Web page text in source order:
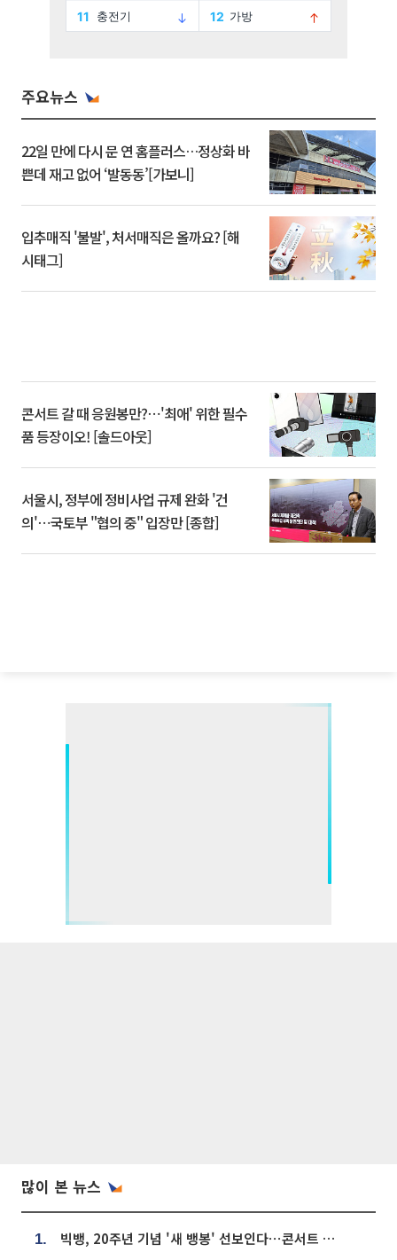
주요뉴스
22일 만에 다시 문 연 홈플러스…정상화 바
쁜데 재고 없어 ‘발동동’[가보니]
입추매직 '불발', 처서매직은 올까요? [해
시태그]
콘서트 갈 때 응원봉만?⋯'최애' 위한 필수
품 등장이오! [솔드아웃]
서울시, 정부에 정비사업 규제 완화 '건
의'⋯국토부 "협의 중" 입장만 [종합]
많이 본 뉴스
1. 빅뱅, 20주년 기념 '새 뱅봉' 선보인다⋯콘서트 앞두고 팝업 개최